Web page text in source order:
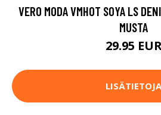
VERO MODA VMHOT SOYA LS
MUSTA
29.95
LISÄTIETOJA